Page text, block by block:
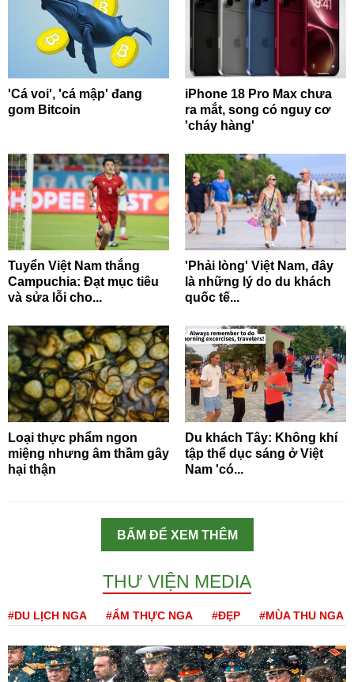
'Cá voi', 'cá mập' đang
gom Bitcoin
iPhone 18 Pro Max chưa
ra mắt, song có nguy cơ
'cháy hàng'
Tuyển Việt Nam thắng
Campuchia: Đạt mục tiêu
và sửa lỗi cho...
'Phải lòng' Việt Nam, đây
là những lý do du khách
quốc tế...
Loại thực phẩm ngon
miệng nhưng âm thầm gây
hại thận
Du khách Tây: Không khí
tập thể dục sáng ở Việt
Nam 'có...
BẤM ĐỂ XEM THÊM
THƯ VIỆN MEDIA
#DU LỊCH NGA #ẨM THỰC NGA #ĐẸP #MÙA THU NGA